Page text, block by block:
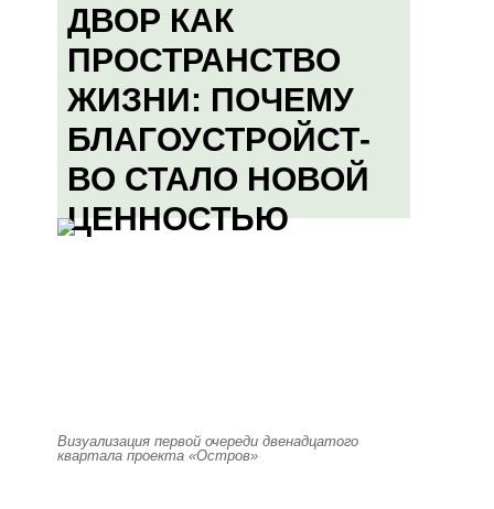
ДВОР КАК
ПРОСТРАНСТВО
ЖИЗНИ: ПОЧЕМУ
БЛАГОУСТРОЙСТ-
ВО СТАЛО НОВОЙ
ЦЕННОСТЬЮ
Визуализация первой очереди двенадцатого
квартала проекта «Остров»